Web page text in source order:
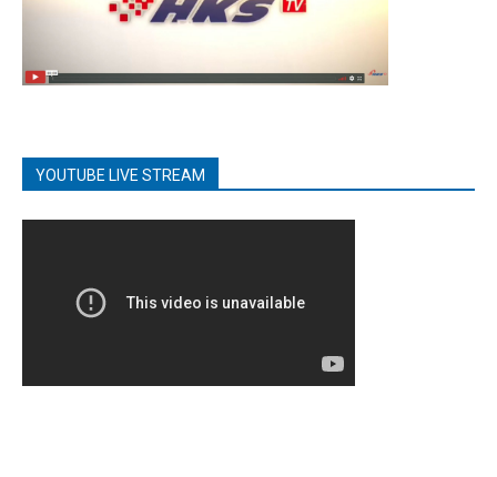
YOUTUBE LIVE STREAM